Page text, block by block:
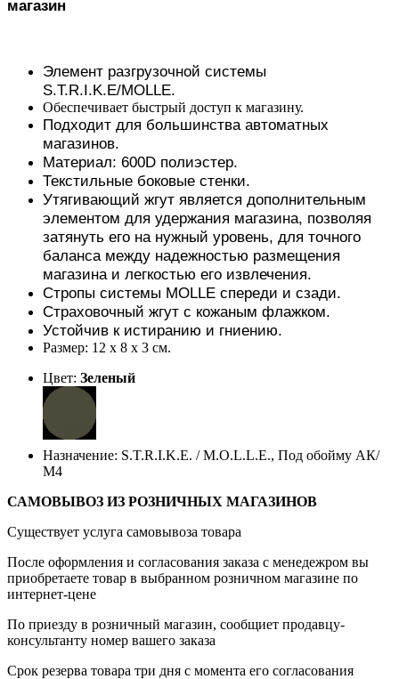
магазин
Элемент разгрузочной системы
S.T.R.I.K.E/MOLLE.
Обеспечивает быстрый доступ к магазину.
Подходит для большинства автоматных
магазинов.
Материал: 600D полиэстер.
Текстильные боковые стенки.
Утягивающий жгут является дополнительным
элементом для удержания магазина, позволяя
затянуть его на нужный уровень, для точного
баланса между надежностью размещения
магазина и легкостью его извлечения.
Стропы системы MOLLE спереди и сзади.
Страховочный жгут с кожаным флажком.
Устойчив к истиранию и гниению.
Размер: 12 х 8 х 3 см.
Цвет: Зеленый
Назначение: S.T.R.I.K.E. / M.O.L.L.E., Под обойму АК/
М4
САМОВЫВОЗ ИЗ РОЗНИЧНЫХ МАГАЗИНОВ
Существует услуга самовывоза товара
После оформления и согласования заказа с менедежром вы
приобретаете товар в выбранном розничном магазине по
интернет-цене
По приезду в розничный магазин, сообщиет продавцу-
консультанту номер вашего заказа
Срок резерва товара три дня с момента его согласования